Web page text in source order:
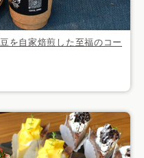
を自家焙煎した至福のコー